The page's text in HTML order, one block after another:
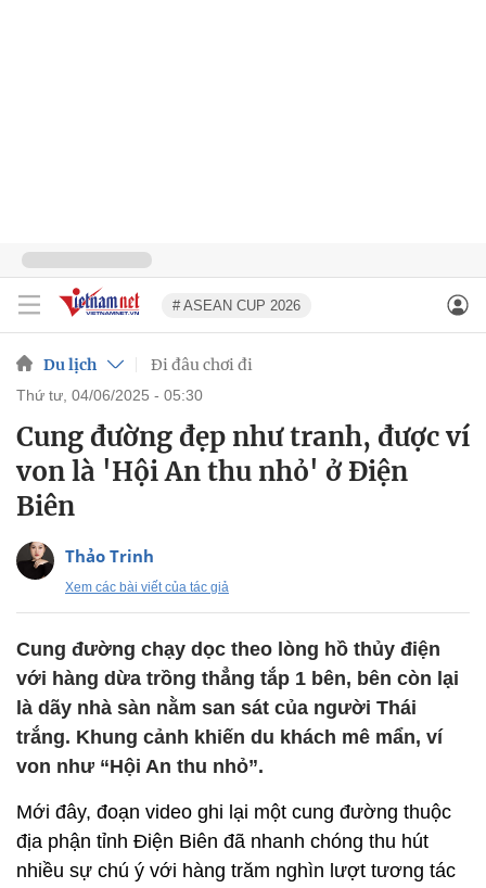
# ASEAN CUP 2026
Du lịch Đi đâu chơi đi
thứ tư, 04/06/2025 - 05:30
Cung đường đẹp như tranh, được ví
von là 'Hội An thu nhỏ' ở Điện
Biên
Thảo Trinh
Xem các bài viết của tác giả
Cung đường chạy dọc theo lòng hồ thủy điện
với hàng dừa trồng thẳng tắp 1 bên, bên còn lại
là dãy nhà sàn nằm san sát của người Thái
trắng. Khung cảnh khiến du khách mê mẩn, ví
von như “Hội An thu nhỏ”.
Mới đây, đoạn video ghi lại một cung đường thuộc
địa phận tỉnh Điện Biên đã nhanh chóng thu hút
nhiều sự chú ý với hàng trăm nghìn lượt tương tác